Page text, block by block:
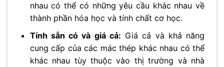
nhau có thể có những yêu cầu khác nhau về
thành phần hóa học và tính chất cơ học.
Tính sẵn có và giá cả: Giá cả và khả năng
cung cấp của các mác thép khác nhau có thể
khác nhau tùy thuộc vào thị trường và nhà